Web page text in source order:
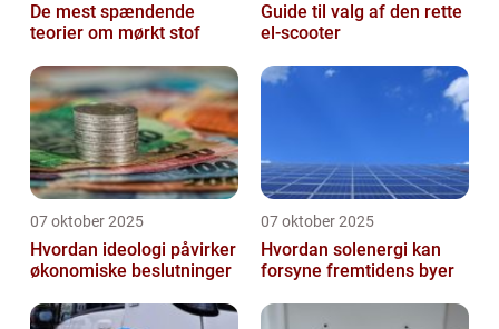
De mest spændende
teorier om mørkt stof
Guide til valg af den rette
el-scooter
07 oktober 2025
Hvordan ideologi påvirker
økonomiske beslutninger
07 oktober 2025
Hvordan solenergi kan
forsyne fremtidens byer